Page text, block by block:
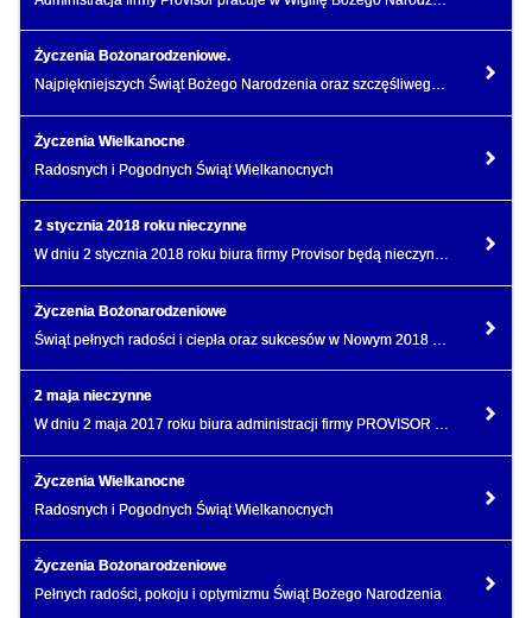
Życzenia Bożonarodzeniowe.
Najpiękniejszych Świąt Bożego Narodzenia oraz szczęśliwego Nowego 2019 Roku!
Życzenia Wielkanocne
Radosnych i Pogodnych Świąt Wielkanocnych
2 stycznia 2018 roku nieczynne
W dniu 2 stycznia 2018 roku biura firmy Provisor będą nieczynne.
Życzenia Bożonarodzeniowe
2 maja nieczynne
W dniu 2 maja 2017 roku biura administracji firmy PROVISOR będą nieczynne.
Życzenia Wielkanocne
Radosnych i Pogodnych Świąt Wielkanocnych
Życzenia Bożonarodzeniowe
Pełnych radości, pokoju i optymizmu Świąt Bożego Narodzenia